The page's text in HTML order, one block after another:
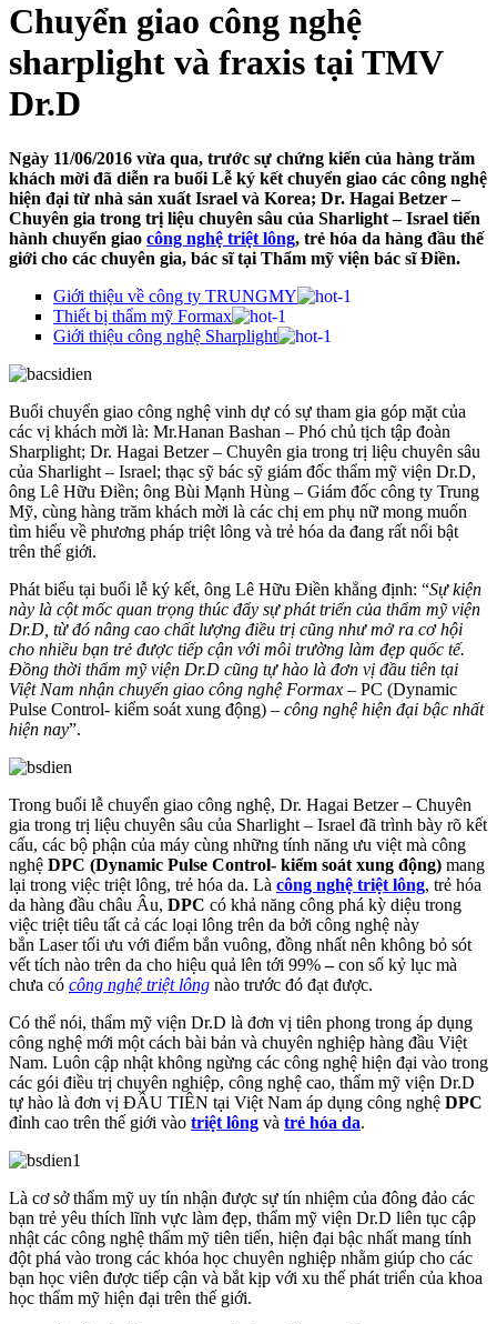
Chuyển giao công nghệ
sharplight và fraxis tại TMV
Dr.D
Ngày 11/06/2016 vừa qua, trước sự chứng kiến của hàng trăm
khách mời đã diễn ra buổi Lễ ký kết chuyển giao các công nghệ
hiện đại từ nhà sản xuất Israel và Korea; Dr. Hagai Betzer –
Chuyên gia trong trị liệu chuyên sâu của Sharlight – Israel tiến
hành chuyển giao công nghệ triệt lông, trẻ hóa da hàng đầu thế
giới cho các chuyên gia, bác sĩ tại Thẩm mỹ viện bác sĩ Điền.
Giới thiệu về công ty TRUNGMY
Thiết bị thẩm mỹ Formax
Giới thiệu công nghệ Sharplight
Buổi chuyển giao công nghệ vinh dự có sự tham gia góp mặt của
các vị khách mời là: Mr.Hanan Bashan – Phó chủ tịch tập đoàn
Sharplight; Dr. Hagai Betzer – Chuyên gia trong trị liệu chuyên sâu
của Sharlight – Israel; thạc sỹ bác sỹ giám đốc thẩm mỹ viện Dr.D,
ông Lê Hữu Điền; ông Bùi Mạnh Hùng – Giám đốc công ty Trung
Mỹ, cùng hàng trăm khách mời là các chị em phụ nữ mong muốn
tìm hiểu về phương pháp triệt lông và trẻ hóa da đang rất nổi bật
trên thế giới.
Phát biểu tại buổi lễ ký kết, ông Lê Hữu Điền khẳng định: “Sự kiện
này là cột mốc quan trọng thúc đẩy sự phát triển của thẩm mỹ viện
Dr.D, từ đó nâng cao chất lượng điều trị cũng như mở ra cơ hội
cho nhiều bạn trẻ được tiếp cận với môi trường làm đẹp quốc tế.
Đồng thời thẩm mỹ viện Dr.D cũng tự hào là đơn vị đầu tiên tại
Việt Nam nhận chuyển giao công nghệ Formax – PC (Dynamic
Pulse Control- kiểm soát xung động) – công nghệ hiện đại bậc nhất
hiện nay”.
Trong buổi lễ chuyển giao công nghệ, Dr. Hagai Betzer – Chuyên
gia trong trị liệu chuyên sâu của Sharlight – Israel đã trình bày rõ kết
cấu, các bộ phận của máy cùng những tính năng ưu việt mà công
nghệ DPC (Dynamic Pulse Control- kiểm soát xung động) mang
lại trong việc triệt lông, trẻ hóa da. Là công nghệ triệt lông, trẻ hóa
da hàng đầu châu Âu, DPC có khả năng công phá kỳ diệu trong
việc triệt tiêu tất cả các loại lông trên da bởi công nghệ này
bắn Laser tối ưu với điểm bắn vuông, đồng nhất nên không bỏ sót
vết tích nào trên da cho hiệu quả lên tới 99%– con số kỷ lục mà
chưa có công nghệ triệt lông nào trước đó đạt được.
Có thể nói, thẩm mỹ viện Dr.D là đơn vị tiên phong trong áp dụng
công nghệ mới một cách bài bản và chuyên nghiệp hàng đầu Việt
Nam. Luôn cập nhật không ngừng các công nghệ hiện đại vào trong
các gói điều trị chuyên nghiệp, công nghệ cao, thẩm mỹ viện Dr.D
tự hào là đơn vị ĐẦU TIÊN tại Việt Nam áp dụng công nghệ DPC
đỉnh cao trên thế giới vào triệt lông và trẻ hóa da.
Là cơ sở thẩm mỹ uy tín nhận được sự tín nhiệm của đông đảo các
bạn trẻ yêu thích lĩnh vực làm đẹp, thẩm mỹ viện Dr.D liên tục cập
nhật các công nghệ thẩm mỹ tiên tiến, hiện đại bậc nhất mang tính
đột phá vào trong các khóa học chuyên nghiệp nhằm giúp cho các
bạn học viên được tiếp cận và bắt kịp với xu thế phát triển của khoa
học thẩm mỹ hiện đại trên thế giới.